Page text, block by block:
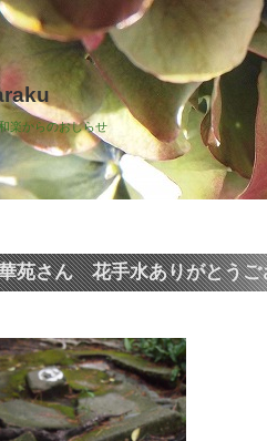
楽からのおしらせ
さん 花手水ありがとうご